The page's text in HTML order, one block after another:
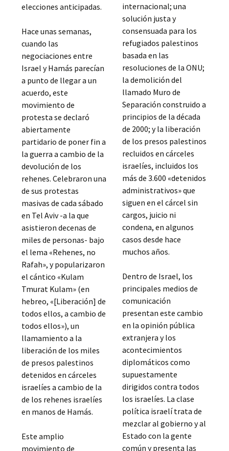
elecciones anticipadas.
Hace unas semanas,
cuando las
negociaciones entre
Israel y Hamás parecían
a punto de llegar a un
acuerdo, este
movimiento de
protesta se declaró
abiertamente
partidario de poner fin a
la guerra a cambio de la
devolución de los
rehenes. Celebraron una
de sus protestas
masivas de cada sábado
en Tel Aviv -a la que
asistieron decenas de
miles de personas- bajo
el lema «Rehenes, no
Rafah», y popularizaron
el cántico «Kulam
Tmurat Kulam» (en
hebreo, «[Liberación] de
todos ellos, a cambio de
todos ellos»), un
llamamiento a la
liberación de los miles
de presos palestinos
detenidos en cárceles
israelíes a cambio de la
de los rehenes israelíes
en manos de Hamás.
Este amplio
movimiento de
internacional; una
solución justa y
consensuada para los
refugiados palestinos
basada en las
resoluciones de la ONU;
la demolición del
llamado Muro de
Separación construido a
principios de la década
de 2000; y la liberación
de los presos palestinos
recluidos en cárceles
israelíes, incluidos los
más de 3.600 «detenidos
administrativos» que
siguen en el cárcel sin
cargos, juicio ni
condena, en algunos
casos desde hace
muchos años.
Dentro de Israel, los
principales medios de
comunicación
presentan este cambio
en la opinión pública
extranjera y los
acontecimientos
diplomáticos como
supuestamente
dirigidos contra todos
los israelíes. La clase
política israelí trata de
mezclar al gobierno y al
Estado con la gente
común y presenta las